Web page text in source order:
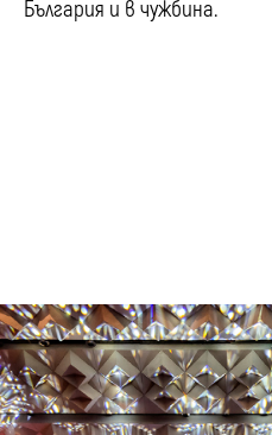
България и в чужбина.